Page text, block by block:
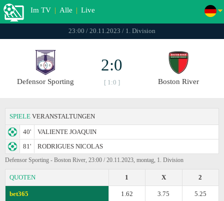
Im TV | Alle | Live
23:00 / 20.11.2023 / 1. Division
Defensor Sporting
2:0
[ 1:0 ] Boston River
SPIELE VERANSTALTUNGEN
40'
VALIENTE JOAQUIN
81'
RODRIGUES NICOLAS
Defensor Sporting - Boston River, 23:00 / 20.11.2023, montag, 1. Division
QUOTEN 2
X
1
bet365 5.25
3.75
1.62